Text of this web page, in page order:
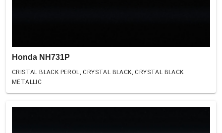
Honda NH731P
CRISTAL BLACK PEROL, CRYSTAL BLACK, CRYSTAL BLACK
METALLIC